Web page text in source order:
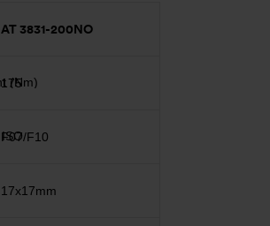
AT 3831-200NO
175
F07/F10
17x17mm